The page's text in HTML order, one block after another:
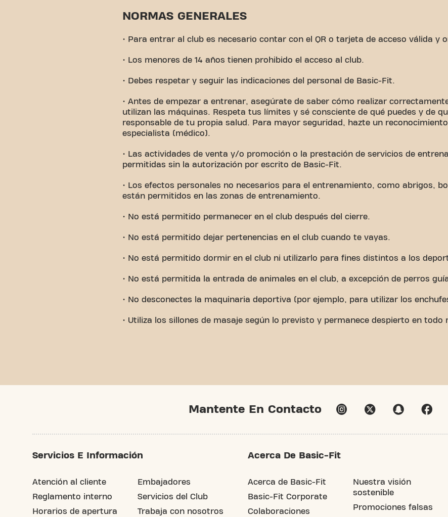
NORMAS GENERALES
• Para entrar al club es necesario contar con el QR o tarjeta de acceso válida y
• Los menores de 14 años tienen prohibido el acceso al club.
• Debes respetar y seguir las indicaciones del personal de Basic-Fit.
• Antes de empezar a entrenar, asegúrate de saber cómo realizar
utilizan las máquinas. Respeta tus límites y sé consciente de qué puedes y de
responsable de tu propia salud. Para mayor seguridad, hazte un
especialista (médico).
• Las actividades de venta y/o promoción o la prestación de servicios de
permitidas sin la autorización por escrito de Basic-Fit.
• Los efectos personales no necesarios para el entrenamiento, como abrigos,
están permitidos en las zonas de entrenamiento.
• No está permitido permanecer en el club después del cierre.
• No está permitido dejar pertenencias en el club cuando te vayas.
• No está permitido dormir en el club ni utilizarlo para fines distintos a los
• No está permitida la entrada de animales en el club, a excepción de perros
• No desconectes la maquinaria deportiva (por ejemplo, para utilizar los
• Utiliza los sillones de masaje según lo previsto y permanece despierto en
Mantente En Contacto
Servicios E Información
Atención al cliente
Reglamento interno
Horarios de apertura
Embajadores
Servicios del Club
Trabaja con nosotros
Acerca De Basic-Fit
Acerca de Basic-Fit
Basic-Fit Corporate
Colaboraciones
Nuestra visión
sostenible
Promociones falsas